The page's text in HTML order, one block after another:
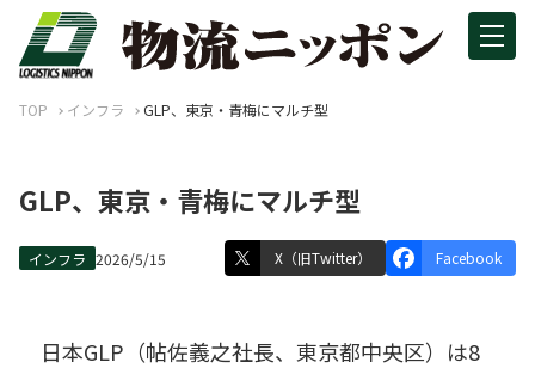
TOP インフラ GLP、東京・青梅にマルチ型
GLP、東京・青梅にマルチ型
インフラ 2026/5/15 X（旧Twitter） Facebook
日本GLP（帖佐義之社長、東京都中央区）は8